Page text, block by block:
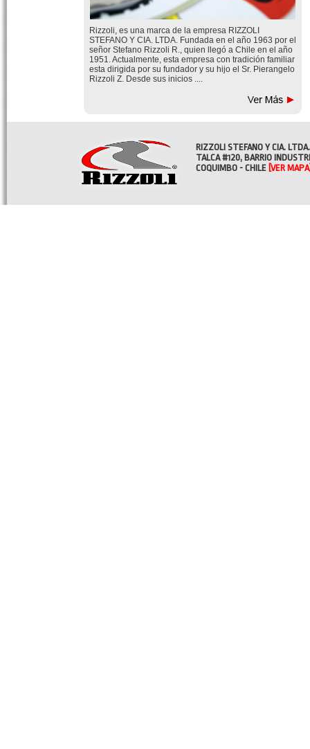
Rizzoli, es una marca de la empresa RIZZOLI
STEFANO Y CIA. LTDA. Fundada en el año 1963 por el
señor Stefano Rizzoli R., quien llegó a Chile en el año
1951. Actualmente, esta empresa con tradición familiar
esta dirigida por su fundador y su hijo el Sr. Pierangelo
Rizzoli Z. Desde sus inicios ....
RIZZOLI STEFANO Y CIA. LTDA.
TALCA #120, BARRIO
COQUIMBO - CHILE [VER